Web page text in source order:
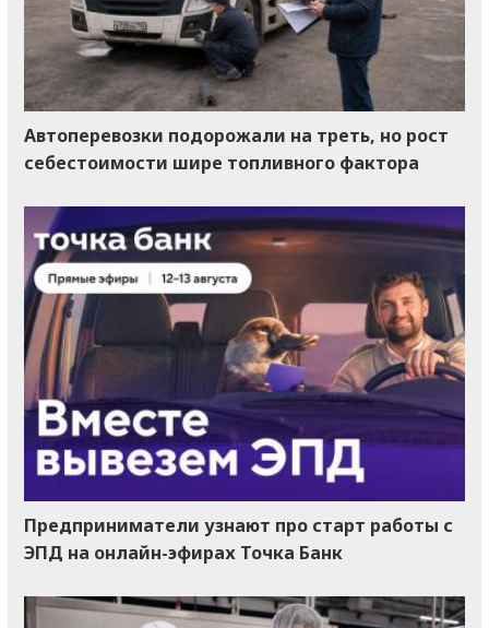
Автоперевозки подорожали на треть, но рост
себестоимости шире топливного фактора
Предприниматели узнают про старт работы с
ЭПД на онлайн-эфирах Точка Банк